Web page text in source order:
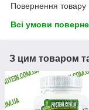
Повернення товару
Всі умови
З цим товаром